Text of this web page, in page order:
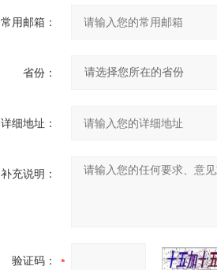
常用邮箱：
省份：
详细地址：
补充说明：
验证码：